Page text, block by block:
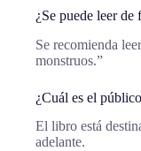
¿Se puede leer de
Se recomienda
monstruos.”
¿Cuál es el
El libro está
adelante.